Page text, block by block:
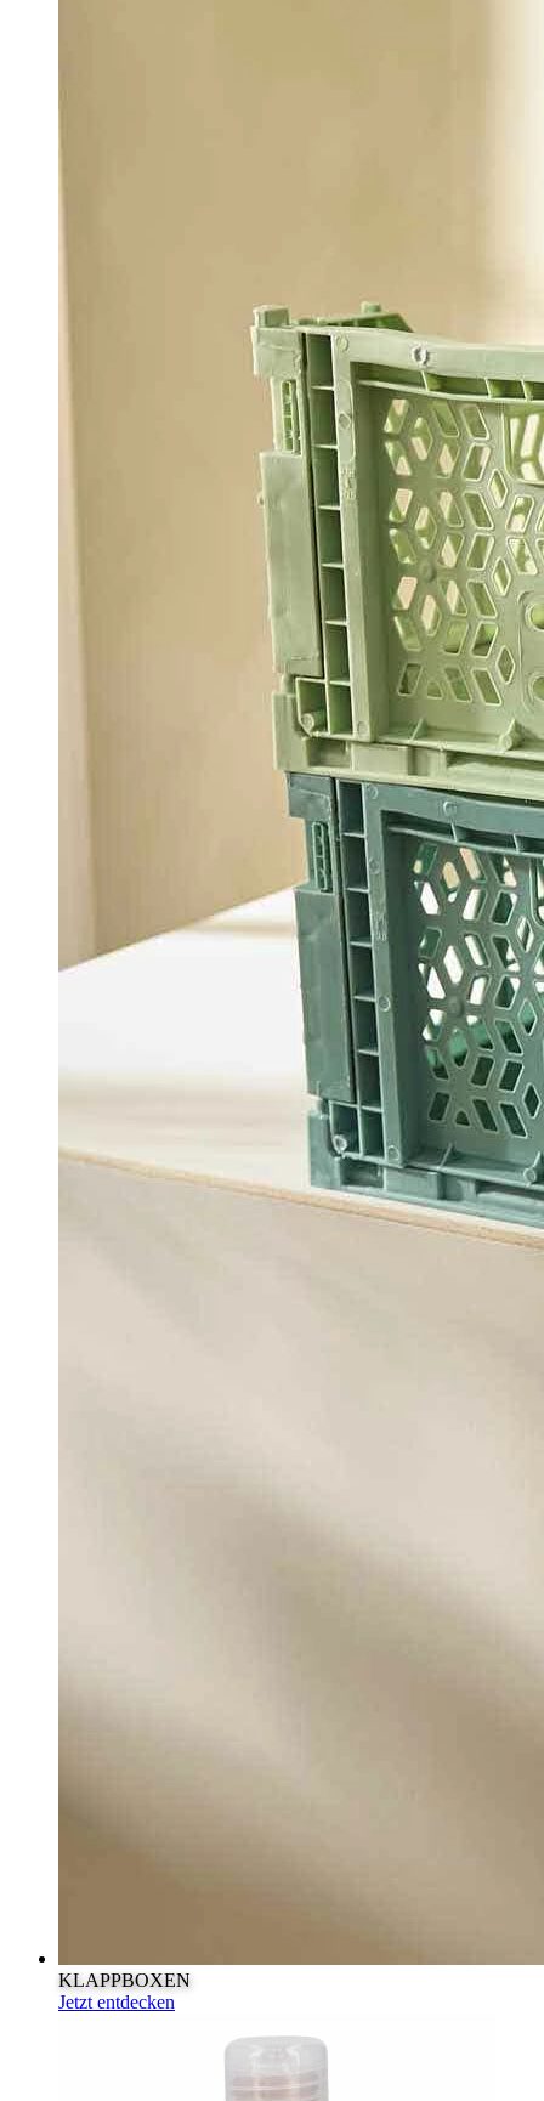
KLAPPBOXEN
Jetzt entdecken